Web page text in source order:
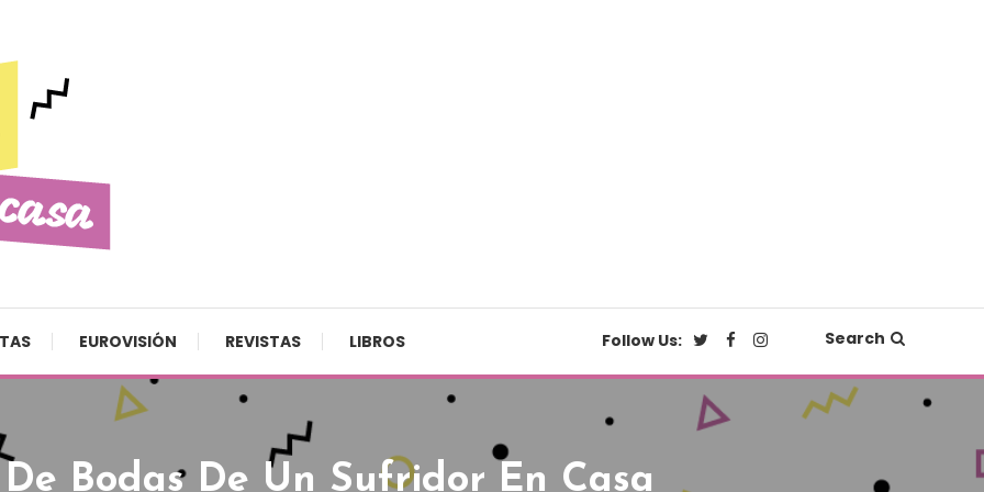
EUROVISIÓN REVISTAS LIBROS Follow Us: Search
Bodas De Un Sufridor En Casa